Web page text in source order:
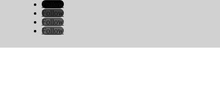
Follow
Follow
Follow
Follow